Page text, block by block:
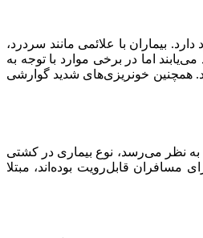
داد: از زمان انتقال ویروس تا زمانی که بیماری اتفاق می‌افتد، حدود یک تا ۸ هفته فاصله وجود دارد. بیماران با علائمی مانند سردرد،
اما در برخی موارد با توجه به
همچنین خونریزی‌های شدید گوارشی
غرب» و «شرق آسیا» وجود دارد، به ترتیب (۱۵ تا ۴۰) و (۱۰ تا ۱۲) درصد مبتلایان است. به نظر می‌رسد، نوع بیماری در کشتی
قابل‌رویت بوده‌اند، مبتلا